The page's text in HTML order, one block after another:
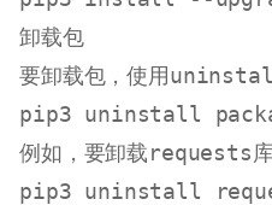
卸载包
要卸载包，使用
例如，要卸载requests